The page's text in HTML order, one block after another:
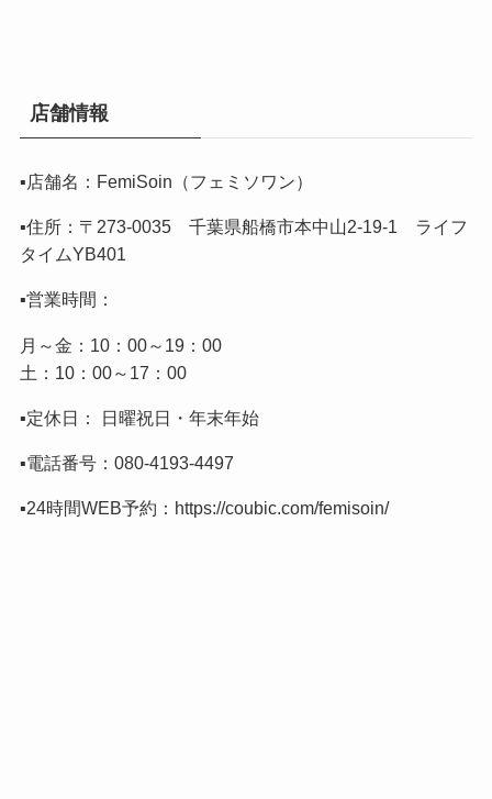
店舗情報
▪️店舗名：FemiSoin（フェミソワン）
▪️住所：〒273-0035 千葉県船橋市本中山2-19-1 ライフ
タイムYB401
▪️営業時間：
月～金：10：00～19：00
土：10：00～17：00
▪️定休日： 日曜祝日・年末年始
▪️電話番号： 080-4193-4497
▪️24時間WEB予約： https://coubic.com/femisoin/